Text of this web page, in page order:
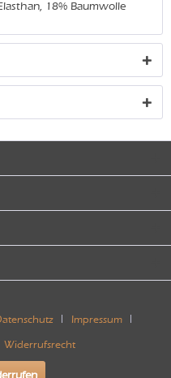
18% Baumwolle
Impressum
Widerrufsrecht